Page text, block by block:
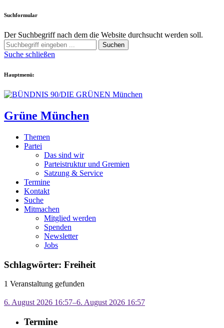
Suchformular
Der Suchbegriff nach dem die Website durchsucht werden soll.
Suchen
Suche schließen
Hauptmenü:
Grüne München
Themen
Partei
Das sind wir
Parteistruktur und Gremien
Satzung & Service
Termine
Kontakt
Suche
Mitmachen
Mitglied werden
Spenden
Newsletter
Jobs
Schlagwörter: Freiheit
1 Veranstaltung gefunden
6. August 2026 16:57–6. August 2026 16:57
Termine